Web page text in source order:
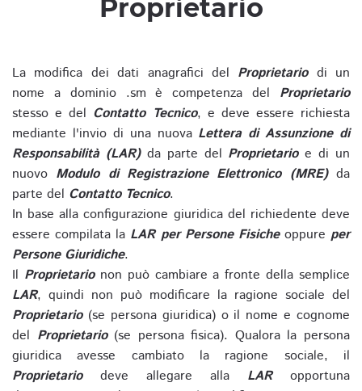
Proprietario
La modifica dei dati anagrafici del Proprietariodi un
nome a dominio .sm è competenza del Proprietario
stesso e del Contatto Tecnico, e deve essere richiesta
mediante l'invio di una nuova Lettera di Assunzione di
Responsabilità (LAR)da parte del Proprietarioe di un
nuovo Modulo di Registrazione Elettronico (MRE)da
parte del Contatto Tecnico.
In base alla configurazione giuridica del richiedente deve
essere compilata la LAR per Persone Fisicheoppure per
Persone Giuridiche.
Il Proprietarionon può cambiare a fronte della semplice
LAR, quindi non può modificare la ragione sociale del
Proprietario(se persona giuridica) o il nome e cognome
del Proprietario(se persona fisica). Qualora la persona
giuridica avesse cambiato la ragione sociale, il
Proprietariodeve allegare alla LARopportuna